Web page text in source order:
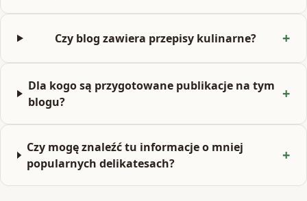
Czy blog zawiera przepisy kulinarne?
Dla kogo są przygotowane publikacje na tym
blogu?
Czy mogę znaleźć tu informacje o mniej
popularnych delikatesach?